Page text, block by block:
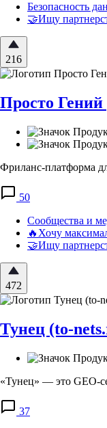
Безопасность
🤝Ищу
216
Просто
Фриланс-платформа
50
Сообщества и
🔥Хочу
🤝Ищу
472
Тунец (to-
«Тунец» — это GEO-
37